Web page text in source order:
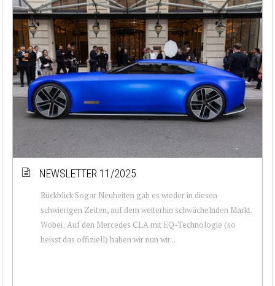
NEWSLETTER 11/2025
Rückblick Sogar Neuheiten gab es wieder in diesen
schwierigen Zeiten, auf dem weiterhin schwächelnden Markt.
Wobei: Auf den Mercedes CLA mit EQ-Technologie (so
heisst das offiziell) haben wir nun wir...